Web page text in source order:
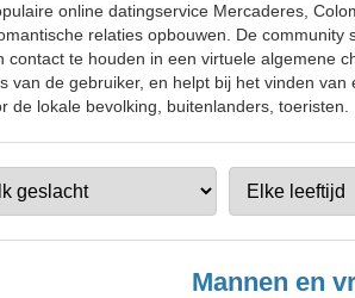
online datingservice Mercaderes,
relaties opbouwen. De
contact te houden in een virtuele algemene
van de gebruiker, en helpt bij het vinden
de lokale bevolking, buitenlanders, toeristen.
Mannen en